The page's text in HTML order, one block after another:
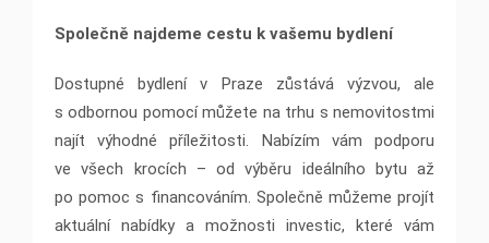
Společně najdeme cestu k vašemu bydlení
Dostupné bydlení v Praze zůstává výzvou, ale
s odbornou pomocí můžete na trhu s nemovitostmi
najít výhodné příležitosti. Nabízím vám podporu
ve všech krocích – od výběru ideálního bytu až
po pomoc s financováním. Společně můžeme projít
aktuální nabídky a možnosti investic, které vám